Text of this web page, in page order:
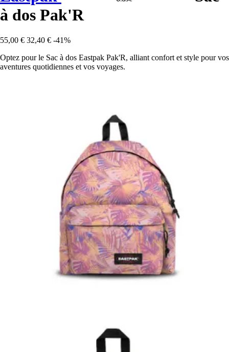
à dos Pak'R
55,00 € 32,40 € -41%
Optez pour le Sac à dos Eastpak Pak'R, alliant confort et style pour vos
aventures quotidiennes et vos voyages.